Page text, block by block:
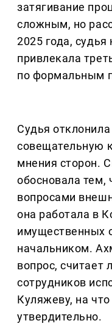
затягивание
сложным, но
2025 года, судья
привлекала
по формальным
Судья
совещательную
мнения сторон.
обосновала тем,
вопросами
она работала в
имущественных
начальником.
вопрос, считает
сотрудников
Куляжеву, на что
утвердительно.